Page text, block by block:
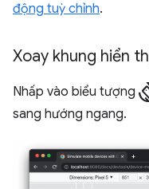
động tuỳ chỉnh.
Xoay khung hiển
Nhấp vào biểu tượng
sang hướng ngang.